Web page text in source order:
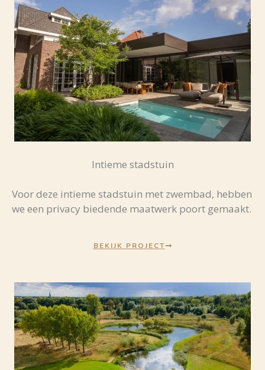
Intieme stadstuin
Voor deze intieme stadstuin met zwembad, hebben
we een privacy biedende maatwerk poort gemaakt.
BEKIJK PROJECT